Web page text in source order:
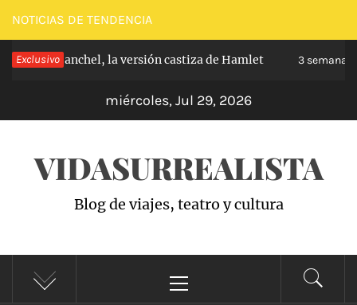
Saltar
al
contenido
NOTICIAS DE TENDENCIA
Exclusivo
de Carabanchel, la versión castiza de Hamlet 3 semanas
miércoles, Jul 29, 2026
VIDASURREALISTA
Blog de viajes, teatro y cultura
principal